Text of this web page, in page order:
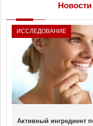
Новости
ИССЛЕДОВАНИЕ
Активный ингредиент